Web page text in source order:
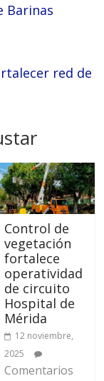
Barinas
red de
Control de
vegetación
fortalece
operatividad
de circuito
Hospital de
Mérida
12 noviembre,
2025
Comentarios